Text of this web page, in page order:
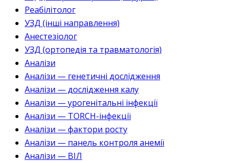
Реабілітолог
УЗД (інші направлення)
Анестезіолог
УЗД (ортопедія та травматологія)
Аналізи
Аналізи — генетичні дослідження
Аналізи — дослідження калу
Аналізи — урогенітальні інфекції
Аналізи — TORCH-інфекції
Аналізи — фактори росту
Аналізи — панель контроля анемії
Аналізи — ВІЛ